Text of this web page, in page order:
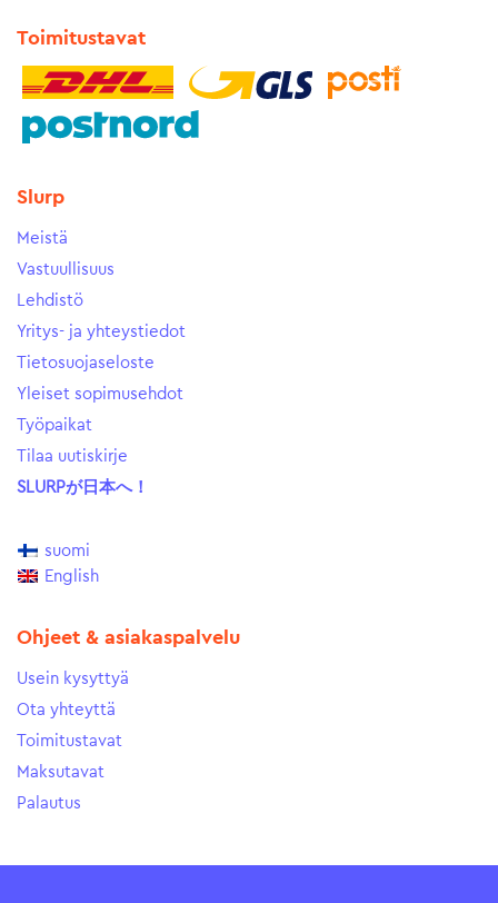
Toimitustavat
Slurp
Meistä
Vastuullisuus
Lehdistö
Yritys- ja yhteystiedot
Tietosuojaseloste
Yleiset sopimusehdot
Työpaikat
Tilaa uutiskirje
SLURPが日本へ！
suomi
English
Ohjeet & asiakaspalvelu
Usein kysyttyä
Ota yhteyttä
Toimitustavat
Maksutavat
Palautus